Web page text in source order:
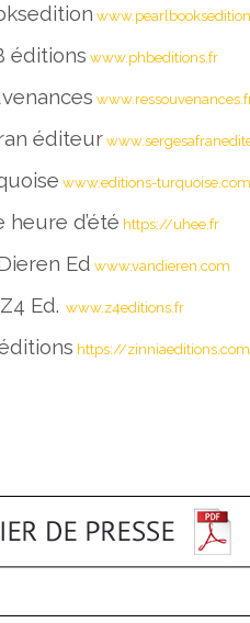
éditions www.phbeditions.fr
éditeur
www.editions-turquoise.com
heure d’été https://uhee.fr
Ed www.vandieren.com
Z4 Ed. www.z4editions.fr
https://zinniaeditions.com